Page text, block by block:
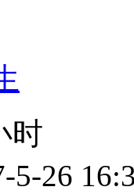
时
5-26